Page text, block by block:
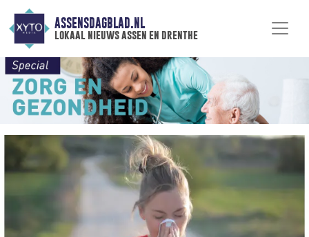
ASSENSDAGBLAD.NL
lokaal nieuws assen en drenthe